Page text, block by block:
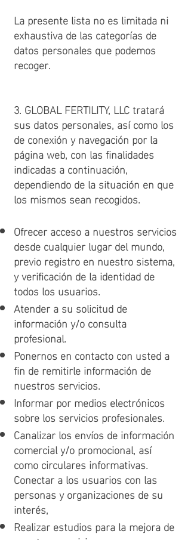
La presente lista no es limitada ni
exhaustiva de las categorías de
datos personales que podemos
recoger.
3. GLOBAL FERTILITY, LLC tratará
sus datos personales, así como los
de conexión y navegación por la
página web, con las finalidades
indicadas a continuación,
dependiendo de la situación en que
los mismos sean recogidos.
Ofrecer acceso a nuestros servicios
desde cualquier lugar del mundo,
previo registro en nuestro sistema,
y verificación de la identidad de
todos los usuarios.
Atender a su solicitud de
información y/o consulta
profesional.
Ponernos en contacto con usted a
fin de remitirle información de
nuestros servicios.
Informar por medios electrónicos
sobre los servicios profesionales.
Canalizar los envíos de información
comercial y/o promocional, así
como circulares informativas.
Conectar a los usuarios con las
personas y organizaciones de su
interés,
Realizar estudios para la mejora de